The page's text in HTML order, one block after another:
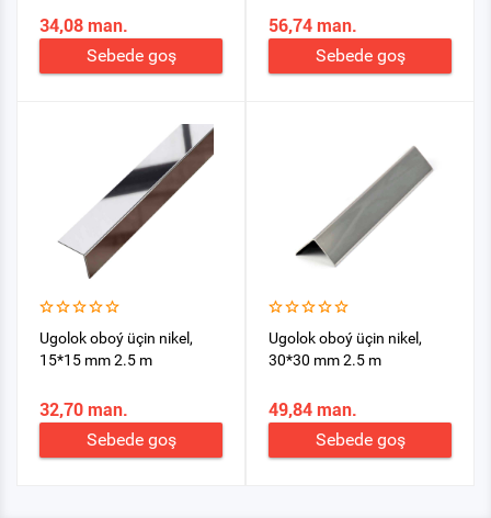
34,08 man.
Sebede goş
56,74 man.
Sebede goş
Ugolok oboý üçin nikel,
15*15 mm 2.5 m
32,70 man.
Sebede goş
Ugolok oboý üçin nikel,
30*30 mm 2.5 m
49,84 man.
Sebede goş